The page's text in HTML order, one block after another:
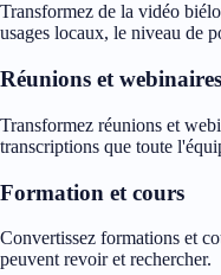
Transformez de la vidéo
usages locaux, le niveau de
Réunions et webinaires
Transformez réunions et
transcriptions que toute
Formation et cours
Convertissez formations et
peuvent revoir et rechercher.